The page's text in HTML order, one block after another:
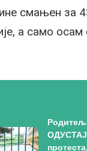
смањен за
а само